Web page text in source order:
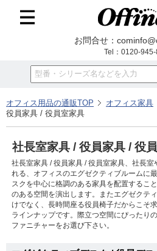
お問合せ：
Tel：0120-945-
オフィス用品の通販TOP オフィス家具
役員家具 / 役員室家具
社長室家具 / 役員家具 / 役
社長室家具 / 役員家具 / 役員室家具、社長
れる、オフィスのエグゼクティブルームに
スクを中心に格調のある家具を配置するこ
のある空間を演出します。またエグゼクテ
けでなく、長時間座る役員椅子だからこそ
ラインナップです。際立つ空間にぴったり
ファニチャーをお選び下さい。